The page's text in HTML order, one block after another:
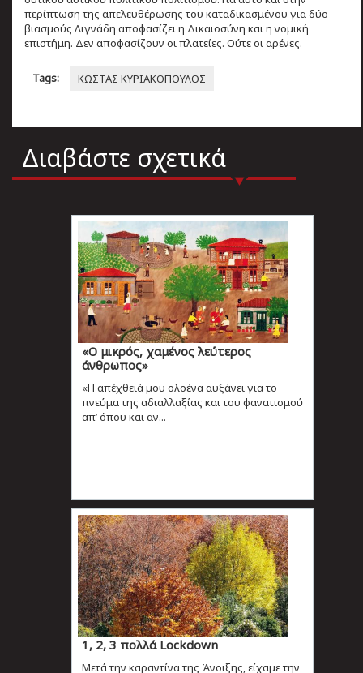
περίπτωση της απελευθέρωσης του καταδικασμένου για δύο
βιασμούς Λιγνάδη αποφασίζει η Δικαιοσύνη και η νομική
επιστήμη. Δεν αποφασίζουν οι πλατείες. Ούτε οι αρένες.
Tags: ΚΩΣΤΑΣ ΚΥΡΙΑΚΟΠΟΥΛΟΣ
Διαβάστε σχετικά
«Ο μικρός, χαμένος λεύτερος
άνθρωπος»
«Η απέχθειά μου ολοένα αυξάνει για το
πνεύμα της αδιαλλαξίας και του φανατισμού
απ’ όπου και αν...
1, 2, 3 πολλά Lockdown
Μετά την καραντίνα της Άνοιξης, είχαμε την